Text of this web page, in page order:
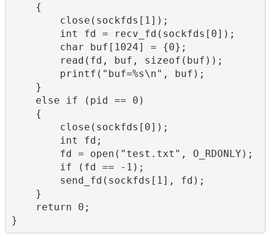
    {
        close(sockfds[1]);
        int fd = recv_fd(sockfds[0]);
        char buf[1024] = {0};
        read(fd, buf, sizeof(buf));
        printf("buf=%s\n", buf);
    }
    else if (pid == 0)
    {
        close(sockfds[0]);
        int fd;
        fd = open("test.txt", O_RDONLY);
        if (fd == -1);
        send_fd(sockfds[1], fd);
    }
    return 0;
}